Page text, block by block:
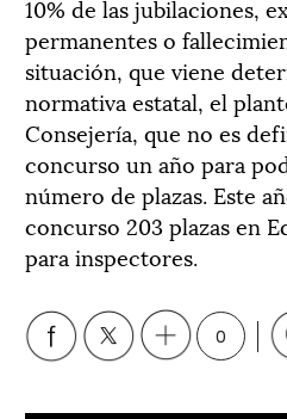
10% de las jubilaciones,
permanentes o
situación, que viene
normativa estatal, el
Consejería, que no es
concurso un año para
número de plazas. Este
concurso 203 plazas en
para inspectores.
0